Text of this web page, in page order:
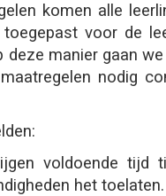
komen alle
voor de
deze manier gaan
nodig
voldoende tijd
het toelaten.